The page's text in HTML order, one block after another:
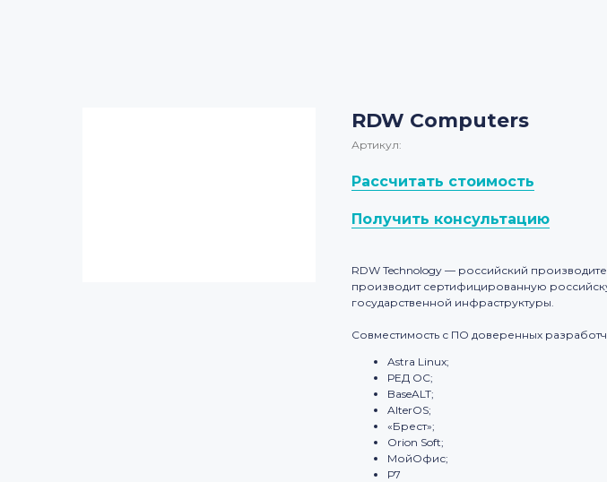
RDW Computers
Артикул:
Рассчитать стоимость
Получить консультацию
RDW Technology — российский
производит сертифицированную
государственной инфраструктуры.
Совместимость с ПО доверенных
Astra Linux;
РЕД ОС;
BaseALT;
AlterOS;
«Брест»;
Orion Soft;
МойОфис;
Р7